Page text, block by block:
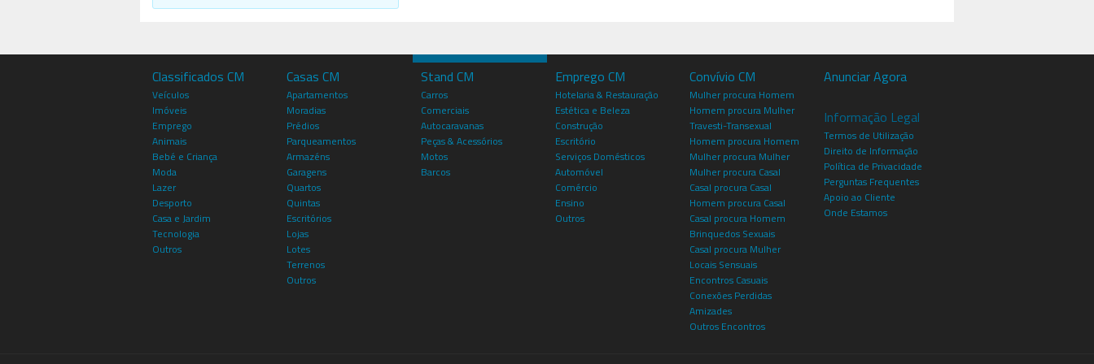
Classificados CM
Veículos
Imóveis
Emprego
Animais
Bebé e Criança
Moda
Lazer
Desporto
Casa e Jardim
Tecnologia
Outros
Casas CM
Apartamentos
Moradias
Prédios
Parqueamentos
Armazéns
Garagens
Quartos
Quintas
Escritórios
Lojas
Lotes
Terrenos
Outros
Stand CM
Carros
Comerciais
Autocaravanas
Peças & Acessórios
Motos
Barcos
Emprego CM
Hotelaria & Restauração
Estética e Beleza
Construção
Escritório
Serviços Domésticos
Automóvel
Comércio
Ensino
Outros
Convívio CM
Mulher procura Homem
Homem procura Mulher
Travesti-Transexual
Homem procura Homem
Mulher procura Mulher
Mulher procura Casal
Casal procura Casal
Homem procura Casal
Casal procura Homem
Brinquedos Sexuais
Casal procura Mulher
Locais Sensuais
Encontros Casuais
Conexões Perdidas
Amizades
Outros Encontros
Anunciar Agora
Informação Legal
Termos de Utilização
Direito de Informação
Política de Privacidade
Perguntas Frequentes
Apoio ao Cliente
Onde Estamos